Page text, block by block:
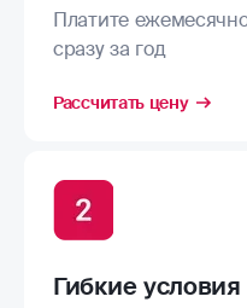
Платите
сразу за год
Рассчитать цену
Гибкие условия